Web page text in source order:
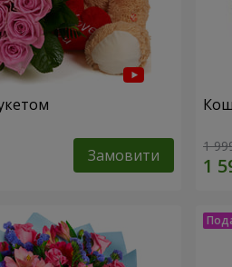
Замовити 1